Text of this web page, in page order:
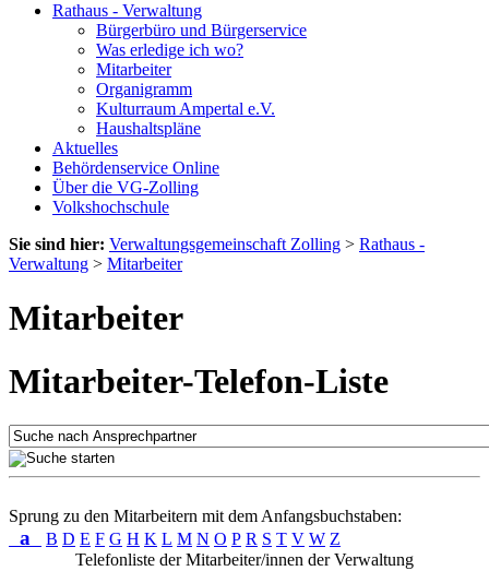
Rathaus - Verwaltung
Bürgerbüro und Bürgerservice
Was erledige ich wo?
Mitarbeiter
Organigramm
Kulturraum Ampertal e.V.
Haushaltspläne
Aktuelles
Behördenservice Online
Über die VG-Zolling
Volkshochschule
Sie sind hier: Verwaltungsgemeinschaft Zolling > Rathaus -
Verwaltung > Mitarbeiter
Mitarbeiter
Mitarbeiter-Telefon-Liste
Sprung zu den Mitarbeitern mit dem Anfangsbuchstaben:
a B D E F G H K L M N O P R S T V W Z
Telefonliste der Mitarbeiter/innen der Verwaltung